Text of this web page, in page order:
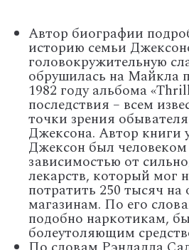
Автор биографии
историю семьи
головокружительную
обрушилась на Майкла
1982 году альбома
последствия – всем
точки зрения
Джексона. Автор книги
Джексон был
зависимостью от
лекарств, который мог
потратить 250 тысяч
магазинам. По его
подобно наркотикам,
болеутоляющим